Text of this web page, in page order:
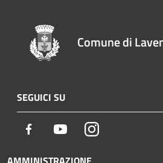
Comune di
SEGUICI SU
Facebook YoutubeInstagram